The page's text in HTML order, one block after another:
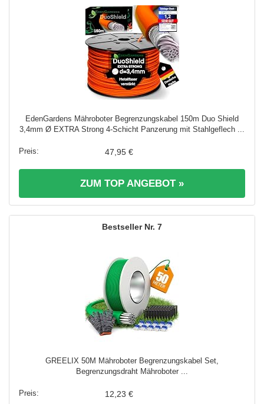
EdenGardens Mähroboter Begrenzungskabel 150m Duo Shield
3,4mm Ø EXTRA Strong 4-Schicht Panzerung mit Stahlgeflech ...
47,95 €
ZUM TOP ANGEBOT »
7
GREELIX 50M Mähroboter Begrenzungskabel Set,
Begrenzungsdraht Mähroboter ...
12,23 €